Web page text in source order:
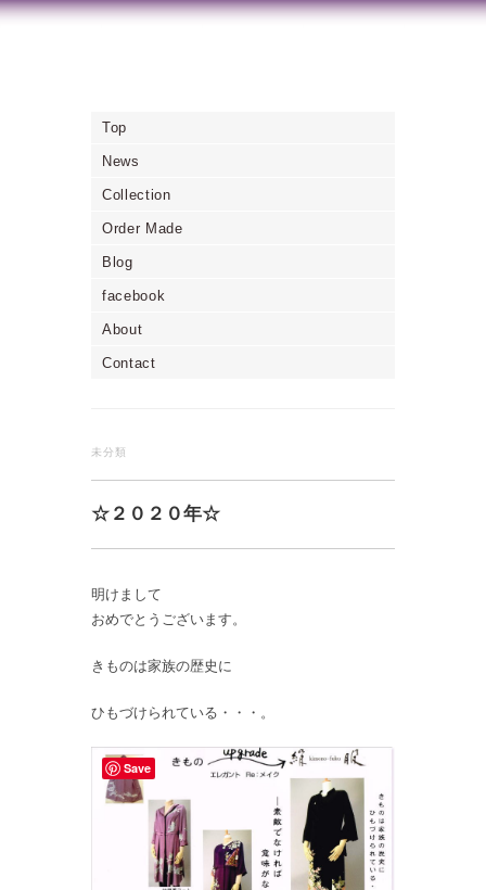
Top
News
Collection
Order Made
Blog
facebook
About
Contact
未分類
☆２０２０年☆
明けまして
おめでとうございます。
きものは家族の歴史に
ひもづけられている・・・。
Save